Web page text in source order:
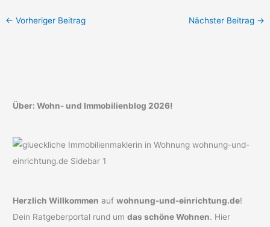
← Vorheriger Beitrag Nächster Beitrag →
Über: Wohn- und Immobilienblog 2026!
Herzlich Willkommen aufwohnung-und-einrichtung.de!
Dein Ratgeberportal rund umdas schöne Wohnen. Hier